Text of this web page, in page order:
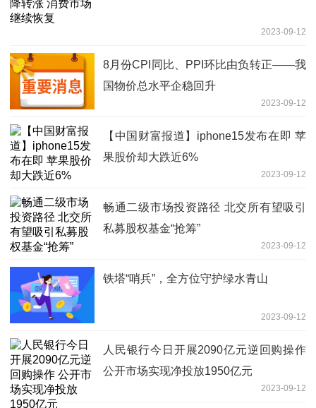
2023-09-12
8月份CPI同比、PPI环比由负转正——我
国物价总水平企稳回升
2023-09-12
【中国财富报道】iphone15发布在即 苹
果股价却大跌近6%
2023-09-12
畅通二级市场投资路径 北交所有望吸引
私募股权基金“抢筹”
2023-09-12
铁塔“哨兵”，全方位守护绿水青山
2023-09-12
人民银行今日开展2090亿元逆回购操作
公开市场实现净投放1950亿元
2023-09-12